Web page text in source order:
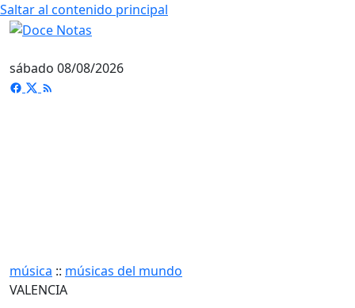
Saltar al contenido principal
sábado 08/08/2026
música :: músicas del mundo
VALENCIA